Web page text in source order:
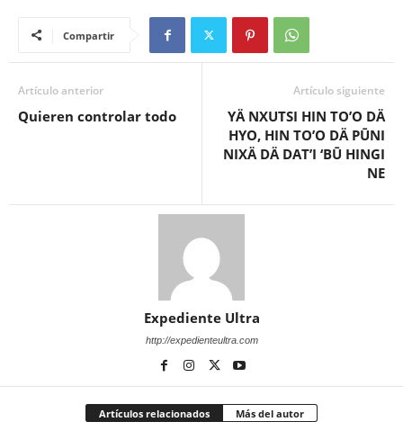
Compartir
Artículo anterior
Quieren controlar todo
Artículo siguiente
YÄ NXUTSI HIN TO’O DÄ
HYO, HIN TO’O DÄ PŪNI
NIXÄ DÄ DAT’I ‘BŪ HINGI
NE
Expediente Ultra
http://expedienteultra.com
Artículos relacionados Más del autor